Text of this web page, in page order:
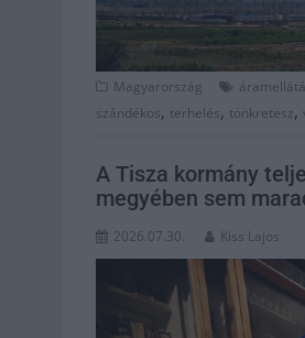
Magyarország
szándékos, terhelés, tönkretesz,
A Tisza kormány
megyében sem
2026.07.30. Kiss Lajos